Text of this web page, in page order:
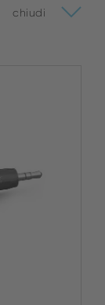
chiudi